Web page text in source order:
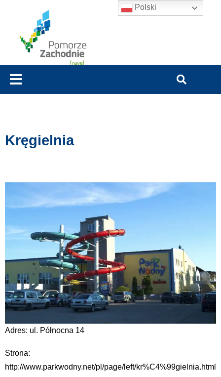
Kręgielnia
Adres: ul. Północna 14
Strona:
http://www.parkwodny.net/pl/page/left/kr%C4%99gielnia.html
Polski